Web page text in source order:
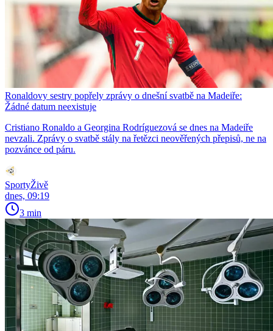
Ronaldovy sestry popřely zprávy o dnešní svatbě na Madeiře:
Žádné datum neexistuje
Cristiano Ronaldo a Georgina Rodríguezová se dnes na Madeiře
nevzali. Zprávy o svatbě stály na řetězci neověřených přepisů, ne na
pozvánce od páru.
SportyŽivě
dnes, 09:19
3 min